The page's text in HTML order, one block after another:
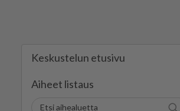
Keskustelun etusivu
Aiheet listaus